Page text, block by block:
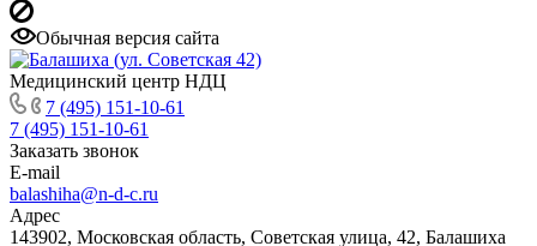
Обычная версия сайта
Медицинский центр НДЦ
7 (495) 151-10-61
7 (495) 151-10-61
Заказать звонок
E-mail
balashiha@n-d-c.ru
Адрес
143902, Московская область, Советская улица, 42, Балашиха